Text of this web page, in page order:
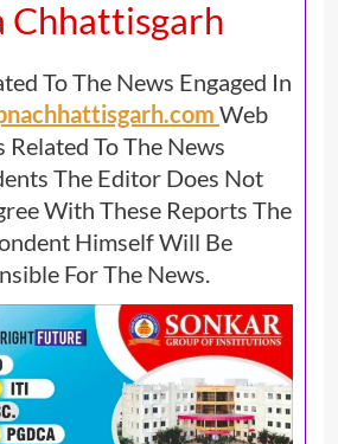
Chhattisgarh
To The News Engaged In
Web
Related To The News
The Editor Does Not
With These Reports The
Himself Will Be
For The News.